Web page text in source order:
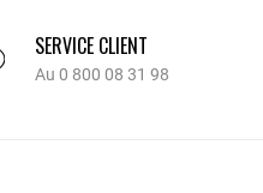
SERVICE CLIENT
Au 0 800 08 31 98